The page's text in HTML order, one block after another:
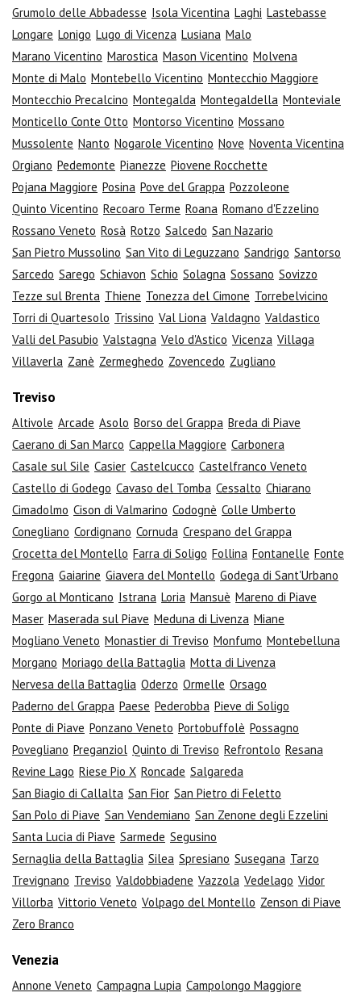
Grumolo delle Abbadesse Isola Vicentina Laghi Lastebasse
Longare Lonigo Lugo di Vicenza Lusiana Malo
Marano Vicentino Marostica Mason Vicentino Molvena
Monte di Malo Montebello Vicentino Montecchio Maggiore
Montecchio Precalcino Montegalda Montegaldella Monteviale
Monticello Conte Otto Montorso Vicentino Mossano
Mussolente Nanto Nogarole Vicentino Nove Noventa Vicentina
Orgiano Pedemonte Pianezze Piovene Rocchette
Pojana Maggiore Posina Pove del Grappa Pozzoleone
Quinto Vicentino Recoaro Terme Roana Romano d'Ezzelino
Rossano Veneto Rosà Rotzo Salcedo San Nazario
San Pietro Mussolino San Vito di Leguzzano Sandrigo Santorso
Sarcedo Sarego Schiavon Schio Solagna Sossano Sovizzo
Tezze sul Brenta Thiene Tonezza del Cimone Torrebelvicino
Torri di Quartesolo Trissino Val Liona Valdagno Valdastico
Valli del Pasubio Valstagna Velo d'Astico Vicenza Villaga
Villaverla Zanè Zermeghedo Zovencedo Zugliano
Treviso
Altivole Arcade Asolo Borso del Grappa Breda di Piave
Caerano di San Marco Cappella Maggiore Carbonera
Casale sul Sile Casier Castelcucco Castelfranco Veneto
Castello di Godego Cavaso del Tomba Cessalto Chiarano
Cimadolmo Cison di Valmarino Codognè Colle Umberto
Conegliano Cordignano Cornuda Crespano del Grappa
Crocetta del Montello Farra di Soligo Follina Fontanelle Fonte
Fregona Gaiarine Giavera del Montello Godega di Sant'Urbano
Gorgo al Monticano Istrana Loria Mansuè Mareno di Piave
Maser Maserada sul Piave Meduna di Livenza Miane
Mogliano Veneto Monastier di Treviso Monfumo Montebelluna
Morgano Moriago della Battaglia Motta di Livenza
Nervesa della Battaglia Oderzo Ormelle Orsago
Paderno del Grappa Paese Pederobba Pieve di Soligo
Ponte di Piave Ponzano Veneto Portobuffolè Possagno
Povegliano Preganziol Quinto di Treviso Refrontolo Resana
Revine Lago Riese Pio X Roncade Salgareda
San Biagio di Callalta San Fior San Pietro di Feletto
San Polo di Piave San Vendemiano San Zenone degli Ezzelini
Santa Lucia di Piave Sarmede Segusino
Sernaglia della Battaglia Silea Spresiano Susegana Tarzo
Trevignano Treviso Valdobbiadene Vazzola Vedelago Vidor
Villorba Vittorio Veneto Volpago del Montello Zenson di Piave
Zero Branco
Venezia
Annone Veneto Campagna Lupia Campolongo Maggiore